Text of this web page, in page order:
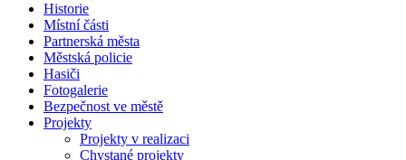
Historie
Místní části
Partnerská města
Městská policie
Hasiči
Fotogalerie
Bezpečnost ve městě
Projekty
Projekty v realizaci
Chystané projekty